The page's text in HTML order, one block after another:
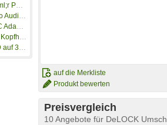
14201-40
Adapter
Klinke
auf die Merkliste
Produkt bewerten
Preisvergleich
10 Angebote für DeLOCK